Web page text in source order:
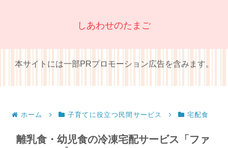
しあわせのたまご
本サイトには一部PRプロモーション広告を含みます。
ホーム 子育てに役立つ民間サービス 宅配食
離乳食・幼児食の冷凍宅配サービス「ファ